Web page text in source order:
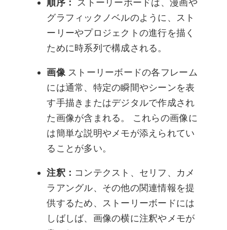
グラフィックノベルのように、スト
ーリーやプロジェクトの進行を描く
ために時系列で構成される。
画像ストーリーボードの各フレーム
には通常、特定の瞬間やシーンを表
す手描きまたはデジタルで作成され
た画像が含まれる。 これらの画像に
は簡単な説明やメモが添えられてい
ることが多い。
注釈： コンテクスト、セリフ、カメ
ラアングル、その他の関連情報を提
供するため、ストーリーボードには
しばしば、画像の横に注釈やメモが